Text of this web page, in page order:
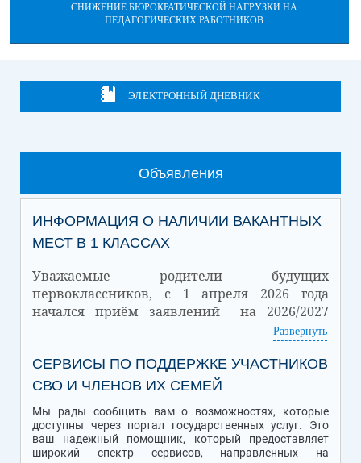
СНИЖЕНИЕ БЮРОКРАТИЧЕСКОЙ НАГРУЗКИ НА
ПЕДАГОГИЧЕСКИХ РАБОТНИКОВ
ЭЛЕКТРОННЫЙ ДНЕВНИК
Объявления
ИНФОРМАЦИЯ О НАЛИЧИИ ВАКАНТНЫХ
МЕСТ В 1 КЛАССАХ
Уважаемые родители будущих
первоклассников, с 1 апреля 2026 года
начался приём заявлений на 2026/2027
Дата
зачисленных
обучающихся
Количество
Подробная информация о Приеме обучающихся в школу находится
поссылке.
Развернуть
СЕРВИСЫ ПО ПОДДЕРЖКЕ УЧАСТНИКОВ
СВО И ЧЛЕНОВ ИХ СЕМЕЙ
Мы рады сообщить вам о возможностях, которые
доступны через портал государственных услуг. Это
ваш надежный помощник, который предоставляет
широкий спектр сервисов, направленных на